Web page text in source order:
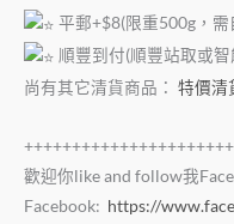
平郵+$8(限重500g，
順豐到付(順豐站取或
尚有其它清貨商品： 特價清
歡迎你like and follow我
Facebook: https://